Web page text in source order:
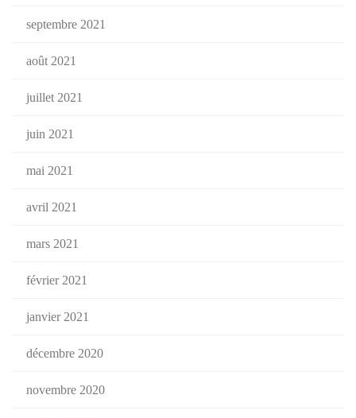
septembre 2021
août 2021
juillet 2021
juin 2021
mai 2021
avril 2021
mars 2021
février 2021
janvier 2021
décembre 2020
novembre 2020